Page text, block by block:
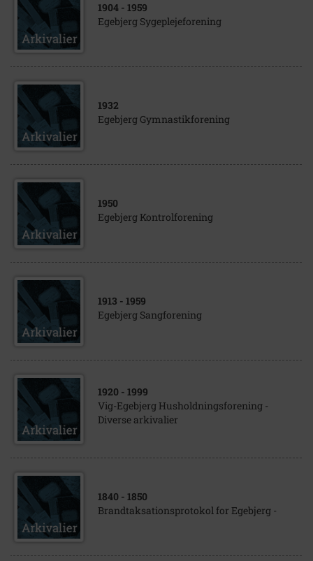
1904 - 1959
Egebjerg Sygeplejeforening
1932
Egebjerg Gymnastikforening
1950
Egebjerg Kontrolforening
1913 - 1959
Egebjerg Sangforening
1920 - 1999
Vig-Egebjerg Husholdningsforening -
Diverse arkivalier
1840 - 1850
Brandtaksationsprotokol for Egebjerg -